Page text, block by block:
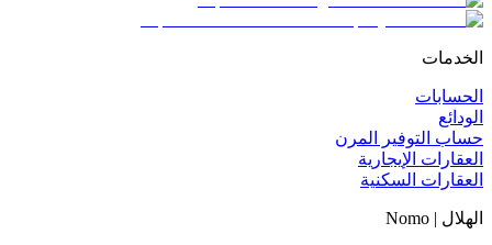
الخدمات
الحسابات
الودائع
حساب التوفير المرن
العقارات الإيجارية
العقارات السكنية
الهلال | Nomo